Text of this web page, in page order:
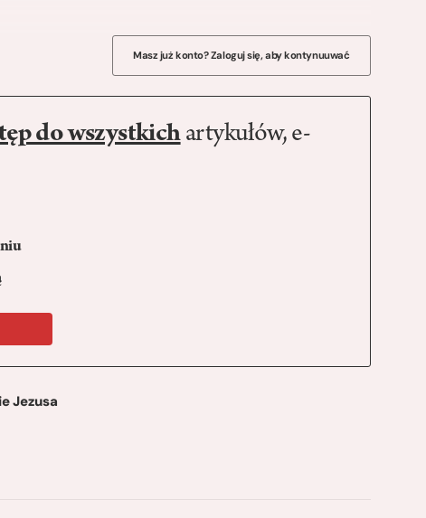
Masz już konto? Zaloguj się, aby kontynuuwać
do wszystkichartykułów, e-
Jezusa